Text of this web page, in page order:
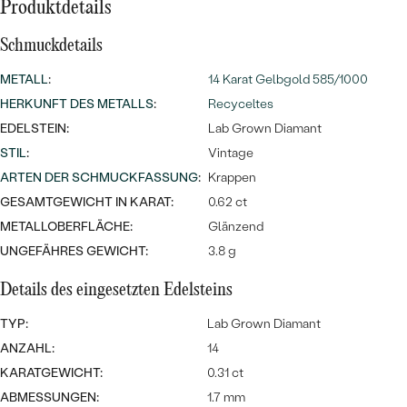
Wave Kollektion
ANSEHEN
NACH DER FARBE
NACH DER FORM
MASSGEFERTIGTER
Ohrrinnge
ANSEHEN
Personalisierte
Halsketten
Meistverkaufte
Ringe
Produktdetails
Schmuckdetails
METALL:
14 Karat Gelbgold 585/1000
HERKUNFT DES METALLS:
Recyceltes
EDELSTEIN:
Lab Grown Diamant
STIL:
Vintage
ARTEN DER SCHMUCKFASSUNG: Krappen
GESAMTGEWICHT IN KARAT:
0.62 ct
METALLOBERFLÄCHE:
Glänzend
UNGEFÄHRES GEWICHT:
3.8 g
Details des eingesetzten Edelsteins
TYP:
Lab Grown Diamant
ANZAHL:
14
KARATGEWICHT:
0.31 ct
ABMESSUNGEN:
1.7 mm